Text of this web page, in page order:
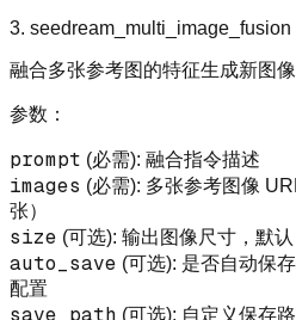
3. seedream_multi_image_fusion
融合多张参考图的特征生成新图像
参数：
prompt (必需): 融合指令描述
images (必需): 多张参考图像
张）
size (可选): 输出图像尺寸，默
auto_save (可选): 是否自动保
配置
save_path (可选): 自定义保存